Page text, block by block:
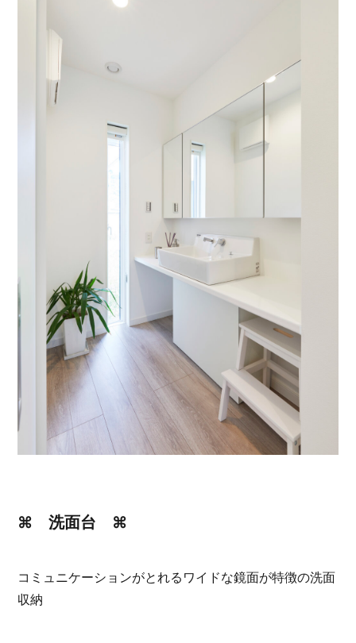
⌘ 洗面台 ⌘
コミュニケーションがとれるワイドな鏡面が特徴の洗面
収納